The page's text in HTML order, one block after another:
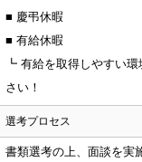
■ 慶弔休暇
■ 有給休暇
┗ 有給を取得しやすい
さい！
選考プロセス
書類選考の上、面談を実